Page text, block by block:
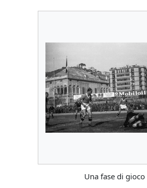
Una fase di gioco